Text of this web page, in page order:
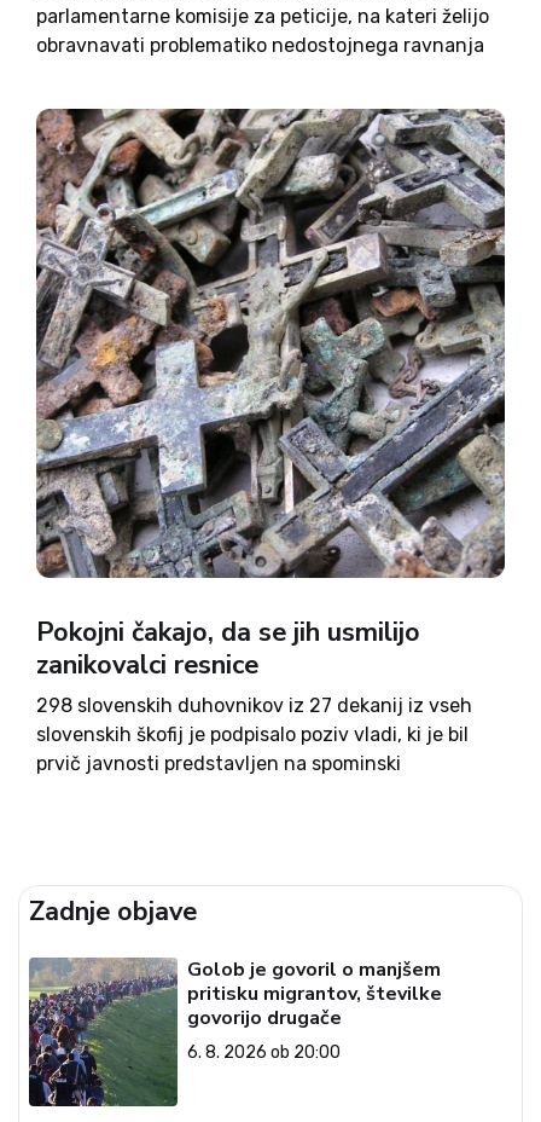
parlamentarne komisije za peticije, na kateri želijo
obravnavati problematiko nedostojnega ravnanja
Macesnovo Gorico. Na pobudo ministrstva za
obrambo so namreč več kot 3000 posmrtnih
ostankov medvojnega...
Pokojni čakajo, da se jih usmilijo
zanikovalci resnice
298 slovenskih duhovnikov iz 27 dekanij iz vseh
slovenskih škofij je podpisalo poziv vladi, ki je bil
prvič javnosti predstavljen na spominski
Zadnje objave
Golob je govoril o manjšem
pritisku migrantov, številke
govorijo drugače
6. 8. 2026 ob 20:00